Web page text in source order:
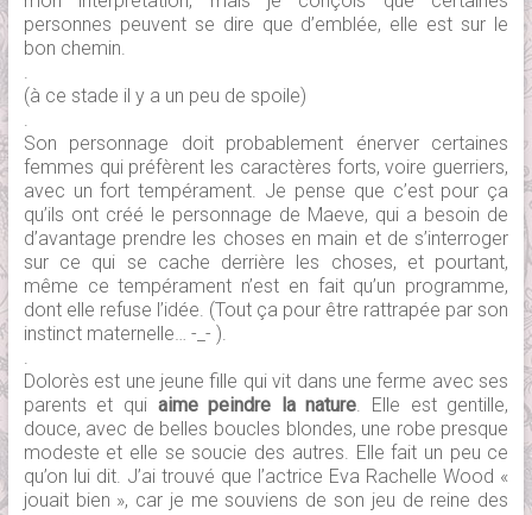
personnes peuvent se dire que d’emblée, elle est sur le
bon chemin.
.
(à ce stade il y a un peu de spoile)
.
Son personnage doit probablement énerver certaines
femmes qui préfèrent les caractères forts, voire guerriers,
avec un fort tempérament. Je pense que c’est pour ça
qu’ils ont créé le personnage de Maeve, qui a besoin de
d’avantage prendre les choses en main et de s’interroger
sur ce qui se cache derrière les choses, et pourtant,
même ce tempérament n’est en fait qu’un programme,
dont elle refuse l’idée. (Tout ça pour être rattrapée par son
instinct maternelle… -_- ).
.
Dolorès est une jeune fille qui vit dans une ferme avec ses
parents et qui aime peindre la nature. Elle est gentille,
douce, avec de belles boucles blondes, une robe presque
modeste et elle se soucie des autres. Elle fait un peu ce
qu’on lui dit. J’ai trouvé que l’actrice Eva Rachelle Wood «
jouait bien », car je me souviens de son jeu de reine des